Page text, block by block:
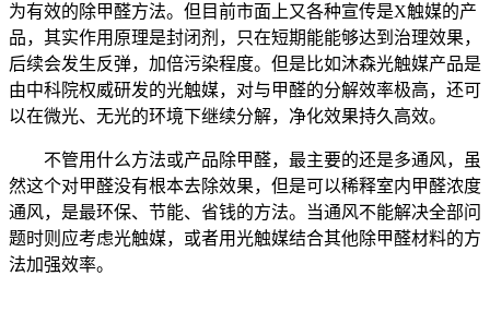
为有效的除甲醛方法。但目前市面上又各种宣传是X触媒的产
品，其实作用原理是封闭剂，只在短期能能够达到治理效果，
后续会发生反弹，加倍污染程度。但是比如沐森光触媒产品是
由中科院权威研发的光触媒，对与甲醛的分解效率极高，还可
以在微光、无光的环境下继续分解，净化效果持久高效。
不管用什么方法或产品除甲醛，最主要的还是多通风，虽
然这个对甲醛没有根本去除效果，但是可以稀释室内甲醛浓度
通风，是最环保、节能、省钱的方法。当通风不能解决全部问
题时则应考虑光触媒，或者用光触媒结合其他除甲醛材料的方
法加强效率。